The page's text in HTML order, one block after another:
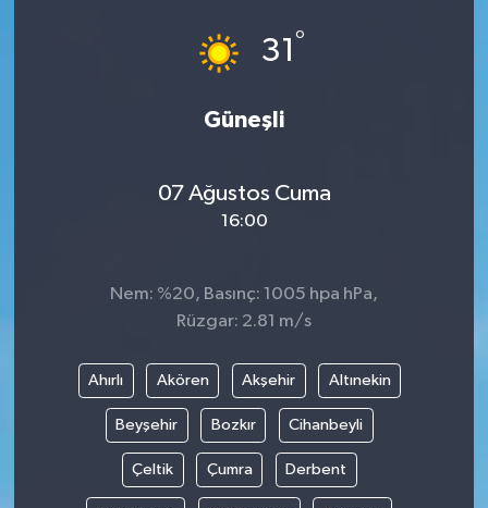
31 °
Güneşli
07 Ağustos Cuma
16:00
Nem: %20, Basınç: 1005 hpa hPa,
Rüzgar: 2.81 m/s
Ahırlı Akören Akşehir Altınekin
Beyşehir Bozkır Cihanbeyli
Çeltik Çumra Derbent